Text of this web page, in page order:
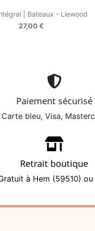
| Bateaux - Liewood
27,00 €
Paiement sécurisé
Carte bleu, Visa,
Retrait boutique
à Hem (59510) ou